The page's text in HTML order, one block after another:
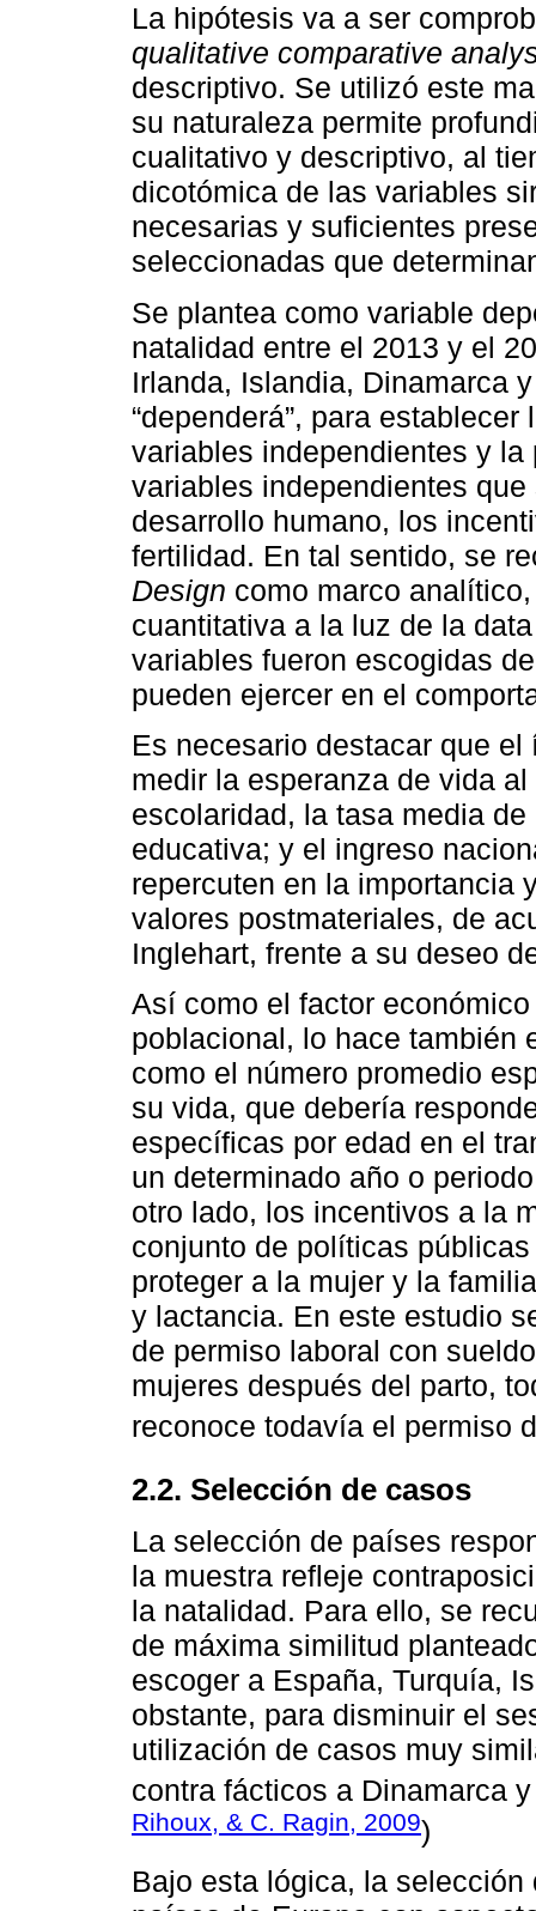
La hipótesis va a ser
qualitative comparative
descriptivo. Se utilizó este
su naturaleza permite
cualitativo y descriptivo, al
dicotómica de las variables
necesarias y suficientes
seleccionadas que
Se plantea como variable
natalidad entre el 2013 y el
Irlanda, Islandia, Dinamarca
“dependerá”, para
variables independientes y
variables independientes
desarrollo humano, los
fertilidad. En tal sentido, se
Design como marco
cuantitativa a la luz de la
variables fueron escogidas
pueden ejercer en el
Es necesario destacar que
medir la esperanza de vida
escolaridad, la tasa media
educativa; y el ingreso
repercuten en la importancia
valores postmateriales, de
Inglehart, frente a su deseo
Así como el factor
poblacional, lo hace también
como el número promedio
su vida, que debería
específicas por edad en el
un determinado año o
otro lado, los incentivos a la
conjunto de políticas
proteger a la mujer y la
y lactancia. En este estudio
de permiso laboral con
mujeres después del parto,
reconoce todavía el permiso
2.2. Selección de casos
La selección de países
la muestra refleje
la natalidad. Para ello, se
de máxima similitud
escoger a España, Turquía,
obstante, para disminuir el
utilización de casos muy
contra fácticos a Dinamarca
Rihoux, & C. Ragin, 2009)
Bajo esta lógica, la